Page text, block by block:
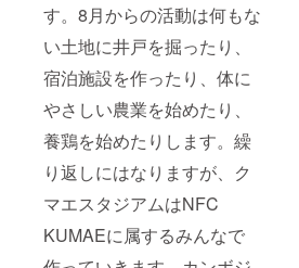
す。8月からの活動は何もな
い土地に井戸を掘ったり、
宿泊施設を作ったり、体に
やさしい農業を始めたり、
養鶏を始めたりします。繰
り返しにはなりますが、ク
マエスタジアムはNFC
KUMAEに属するみんなで